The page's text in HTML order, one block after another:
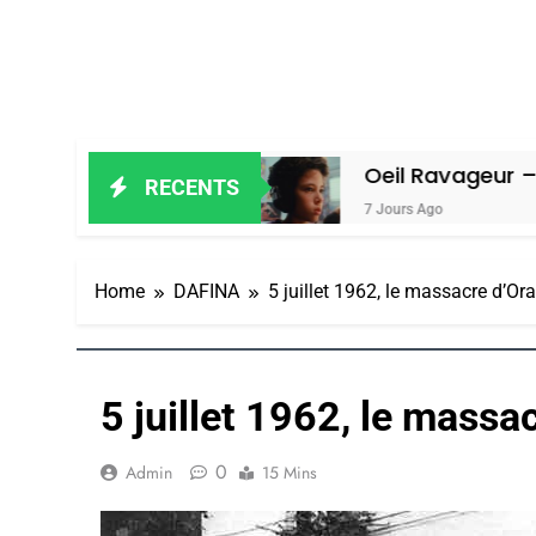
RECENTS Oeil Ravageur – Vanessa
7 Jours Ago
Home DAFINA 5 juillet 1962, le massacre
5 juillet 1962, le
Admin 0 15 Mins